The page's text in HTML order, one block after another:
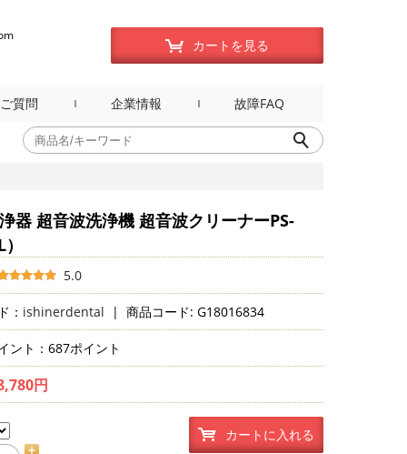
カートを見る
質問 企業情報 故障FAQ
器 超音波洗浄機 超音波クリーナーPS-
5.0
： ishinerdental |商品コード: G18016834
ント：687ポイント
円
カートに入れる